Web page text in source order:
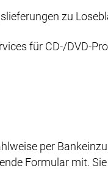
zu
für CD-/DVD-
per
Formular mit.